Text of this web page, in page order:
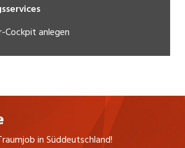
Cockpit anlegen
in Süddeutschland!